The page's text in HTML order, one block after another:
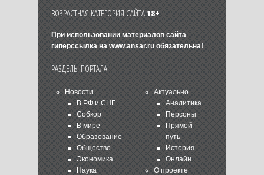
ВОЗРАСТНАЯ КАТЕГОРИЯ САЙТА18+
При использовании материалов сайта
гиперссылка на www.ansar.ruобязательна!
РАЗДЕЛЫ ПОРТАЛА
Новости
В РФ и СНГ
Собкор
В мире
Образование
Общество
Экономика
Наука
Актуально
Аналитика
Персоны
Прямой
путь
История
Онлайн
О проекте